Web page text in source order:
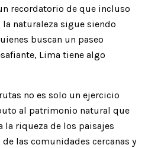
recordatorio de que incluso
naturaleza sigue siendo
buscan un paseo
Lima tiene algo
no es solo un ejercicio
al patrimonio natural que
la riqueza de los paisajes
las comunidades cercanas y